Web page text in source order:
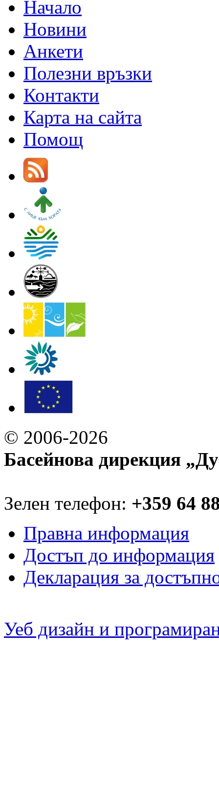
Начало
Новини
Анкети
Полезни връзки
Контакти
Карта на сайта
Помощ
© 2006-2026
Басейнова дирекция
Зелен телефон: +359 64
Правна информация
Достъп до информация
Декларация за
Уеб дизайн и